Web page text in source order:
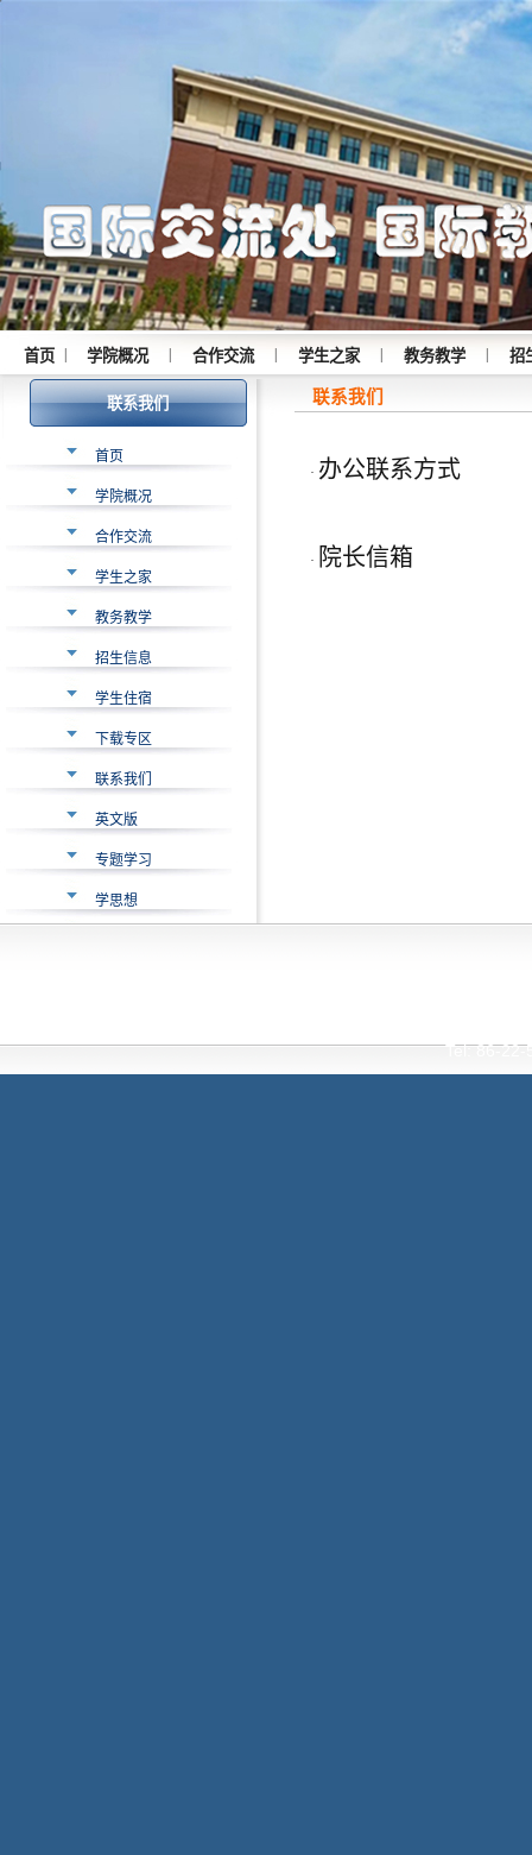
首页 学院概况 合作交流 学生之家 教务教学 招
联系我们
首页
学院概况
合作交流
学生之家
教务教学
招生信息
学生住宿
下载专区
联系我们
英文版
专题学习
学思想
联系我们
· 办公联系方式
· 院长信箱
Tel: 86-